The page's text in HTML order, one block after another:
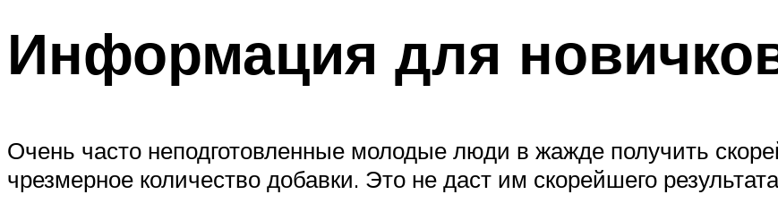
Информация для
Очень часто неподготовленные молодые люди в жажде получить
чрезмерное количество добавки. Это не даст им скорейшего